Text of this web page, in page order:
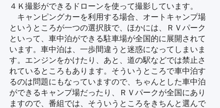
４Ｋ撮影ができるドローンを使って撮影しています。
キャンピングカーを利用する場合、オートキャンプ場
というところが一つの選択肢で、ほかには、ＲＶパーク
といって、車中泊ができる駐車場が全国的に展開されて
います。車中泊は、一歩間違うと迷惑になってしまいま
す。エンジンをかけたり、あと、道の駅などでは禁止さ
れているところもあります。そういうところで車中泊す
るのは問題にもなっていますので、ちゃんとした車中泊
ができるキャンプ場だったり、ＲＶパークが全国にあり
ますので、番組では、そういうところをきちんと選んで